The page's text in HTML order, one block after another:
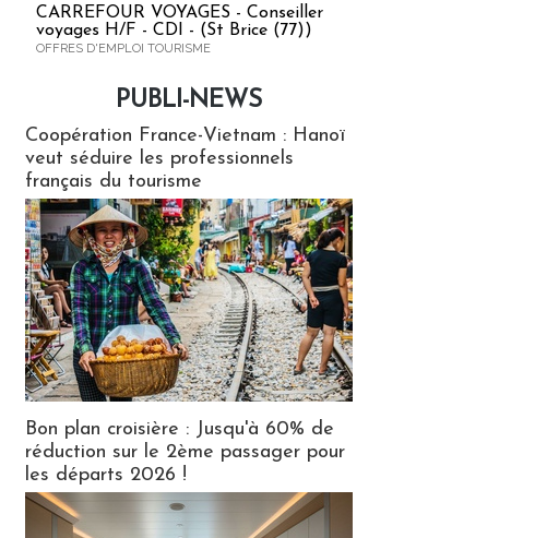
CARREFOUR VOYAGES - Conseiller
voyages H/F - CDI - (St Brice (77))
OFFRES D'EMPLOI TOURISME
PUBLI-NEWS
Coopération France-Vietnam : Hanoï
veut séduire les professionnels
français du tourisme
Bon plan croisière : Jusqu'à 60% de
réduction sur le 2ème passager pour
les départs 2026 !